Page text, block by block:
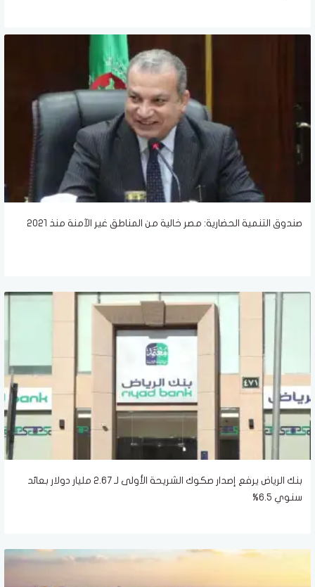
صندوق التنمية الحضارية: مصر خالية من المناطق غير الآمنة منذ 2021
بنك الرياض يرفع إصدار صكوك الشريحة الأولى لـ 2.67 مليار دولار بعائد
سنوي 6.5%